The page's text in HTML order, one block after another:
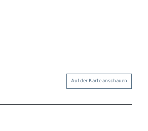
Auf der Karte anschauen